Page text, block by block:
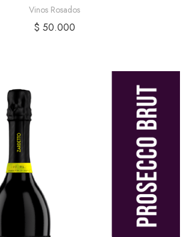
Vinos Rosados
$ 50.000